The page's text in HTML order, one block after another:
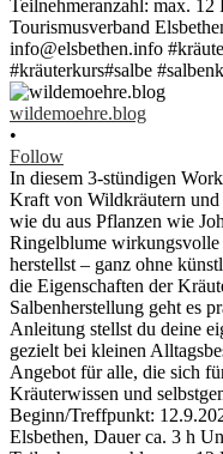
wildemoehre.blog
•
Follow
In diesem 3-stündigen
Kraft von Wildkräutern
wie du aus Pflanzen wie
Ringelblume wirkungsvolle
herstellst – ganz ohne
die Eigenschaften der
Salbenherstellung geht es
Anleitung stellst du deine
gezielt bei kleinen
Angebot für alle, die sich
Kräuterwissen und
Beginn/Treffpunkt:
Elsbethen, Dauer ca. 3 h